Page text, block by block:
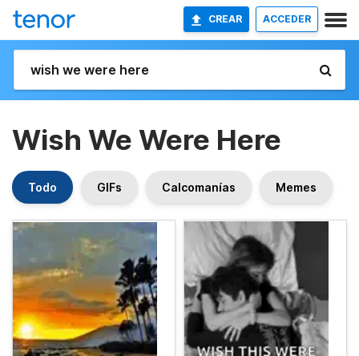
CREAR ACCEDER
Wish We Were Here
Todo GIFs Calcomanías Memes